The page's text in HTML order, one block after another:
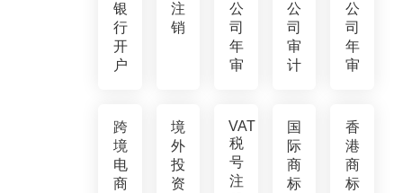
银
行
开
户
注
销
公
司
年
审
公
司
审
计
公
司
年
审
跨
境
电
商
境
外
投
资
VAT
税
号
注
国
际
商
标
香
港
商
标